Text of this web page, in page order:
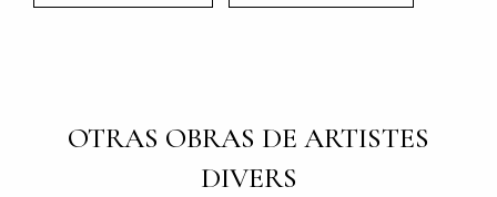
OTRAS OBRAS DE ARTISTES
DIVERS